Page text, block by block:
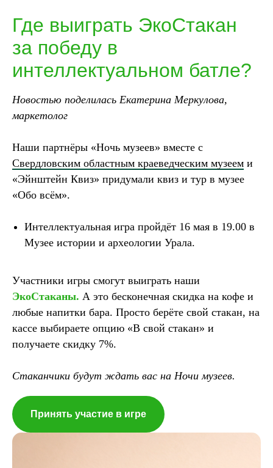
Где выиграть ЭкоСтакан
за победу в
интеллектуальном батле?
Новостью поделилась Екатерина Меркулова,
маркетолог
Наши партнёры «Ночь музеев» вместе с
Свердловским областным краеведческим музеем и
«Эйнштейн Квиз» придумали квиз и тур в музее
«Обо всём».
Интеллектуальная игра пройдёт 16 мая в 19.00 в
Музее истории и археологии Урала.
Участники игры смогут выиграть наши
ЭкоСтаканы. А это бесконечная скидка на кофе и
любые напитки бара. Просто берёте свой стакан, на
кассе выбираете опцию «В свой стакан» и
получаете скидку 7%.
Стаканчики будут ждать вас на Ночи музеев.
Принять участие в игре